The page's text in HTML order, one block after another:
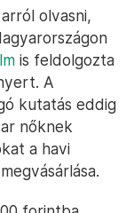
olvasni,
is feldolgozta
A
kutatás eddig
nőknek
a havi